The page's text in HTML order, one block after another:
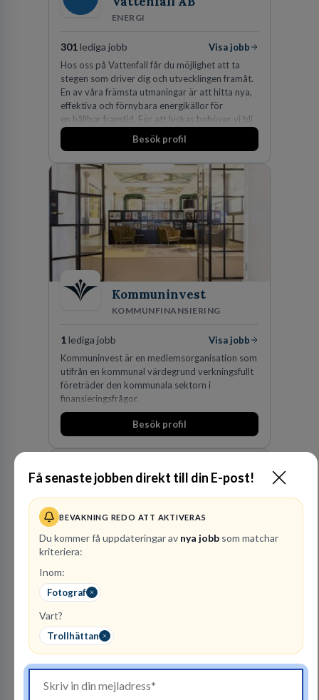
Få senaste jobben direkt till din E-post!
BEVAKNING REDO ATT AKTIVERAS
Du kommer få uppdateringar av nya jobb som matchar
kriteriera:
Inom:
Fotograf
Vart?
Trollhättan
ENERGI
301lediga jobb
Visa jobb
Hos oss på Vattenfall får du möjlighet att ta
stegen som driver dig och utvecklingen framåt.
En av våra främsta utmaningar är att hitta nya,
effektiva och förnybara energikällor för
en hållbar framtid. För att lyckas behöver vi bli
fler medarbetare som vill göra skillnad.
Besök profil
Kommuninvest
KOMMUNFINANSIERING
1lediga jobb
Visa jobb
Kommuninvest är en medlemsorganisation som
utifrån en kommunal värdegrund verkningsfullt
företräder den kommunala sektorn i
finansieringsfrågor.
Besök profil
1lediga jobb
DLA Piper är en av världens största
advokatbyråer med kontor i över 40 länder i
Amerika, Europa, Mellanöstern, Afrika, Asien